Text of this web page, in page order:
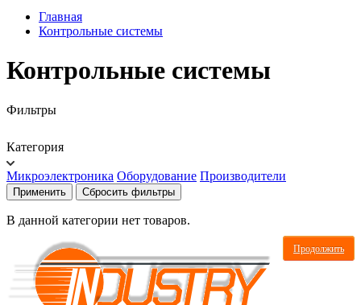
Главная
Контрольные системы
Контрольные системы
Фильтры
Категория
Микроэлектроника Оборудование Производители
Применить Сбросить фильтры
В данной категории нет товаров.
Продолжить